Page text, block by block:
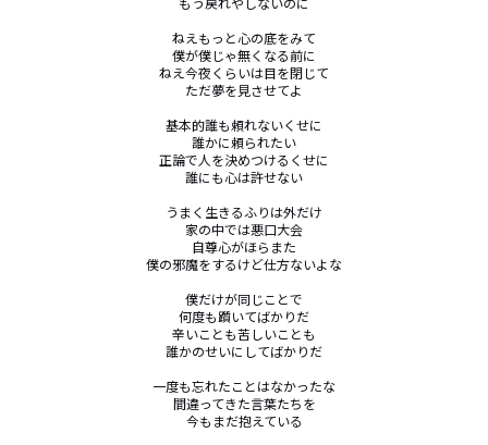
ねえもっと心の底をみて
僕が僕じゃ無くなる前に
ねえ今夜くらいは目を閉じて
ただ夢を見させてよ
基本的誰も頼れないくせに
誰かに頼られたい
正論で人を決めつけるくせに
誰にも心は許せない
うまく生きるふりは外だけ
家の中では悪口大会
自尊心がほらまた
僕の邪魔をするけど仕方ないよな
僕だけが同じことで
何度も躓いてばかりだ
辛いことも苦しいことも
誰かのせいにしてばかりだ
一度も忘れたことはなかったな
間違ってきた言葉たちを
今もまだ抱えている